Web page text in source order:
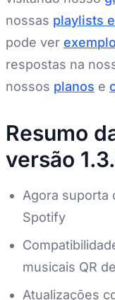
nossas playlists
pode ver
respostas na
nossos planos e
Resumo
versão
Agora suporta
Spotify
musicais QR
Atualizações